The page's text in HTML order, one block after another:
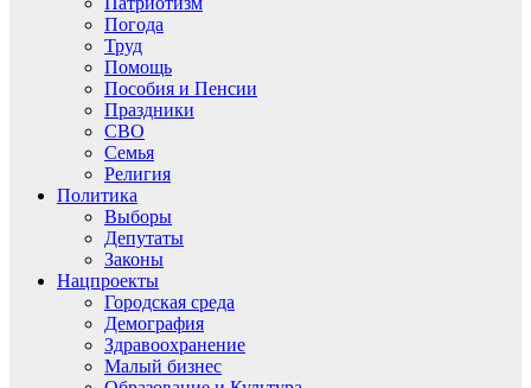
Погода
Труд
Помощь
Пособия и Пенсии
Праздники
СВО
Семья
Религия
Политика
Выборы
Депутаты
Законы
Нацпроекты
Городская среда
Демография
Здравоохранение
Малый бизнес